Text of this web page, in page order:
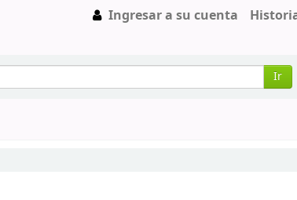
Ingresar a su cuenta
Ir